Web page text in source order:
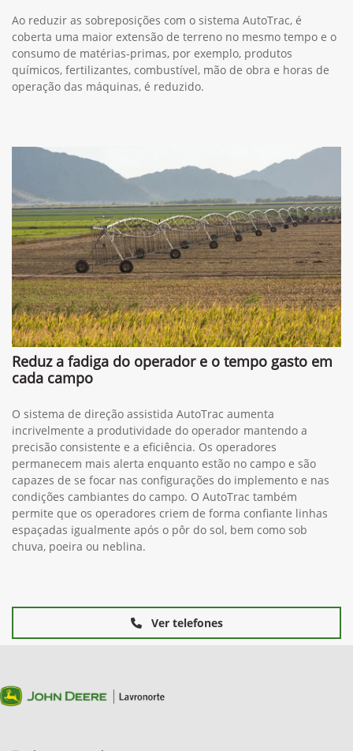
Ao reduzir as sobreposições com o sistema AutoTrac, é
coberta uma maior extensão de terreno no mesmo tempo e o
consumo de matérias-primas, por exemplo, produtos
químicos, fertilizantes, combustível, mão de obra e horas de
operação das máquinas, é reduzido.
Reduz a fadiga do operador e o tempo gasto em
cada campo
O sistema de direção assistida AutoTrac aumenta
incrivelmente a produtividade do operador mantendo a
precisão consistente e a eficiência. Os operadores
permanecem mais alerta enquanto estão no campo e são
capazes de se focar nas configurações do implemento e nas
condições cambiantes do campo. O AutoTrac também
permite que os operadores criem de forma confiante linhas
espaçadas igualmente após o pôr do sol, bem como sob
chuva, poeira ou neblina.
Ver telefones